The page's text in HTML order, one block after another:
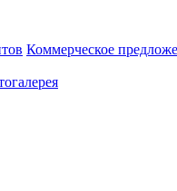
Коммерческое